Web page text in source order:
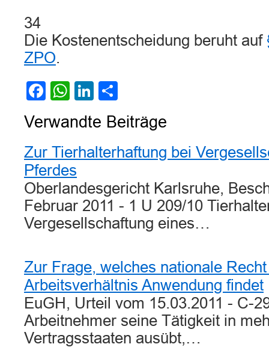
34
Die Kostenentscheidung beruht auf
ZPO.
Facebook
WhatsApp
LinkedIn
Verwandte Beiträge
Zur Tierhalterhaftung bei
Pferdes
Oberlandesgericht Karlsruhe,
Februar 2011 - 1 U 209/10
Vergesellschaftung eines…
Zur Frage, welches nationale
Arbeitsverhältnis Anwendung findet
EuGH, Urteil vom 15.03.2011 - C-
Arbeitnehmer seine Tätigkeit in
Vertragsstaaten ausübt,…